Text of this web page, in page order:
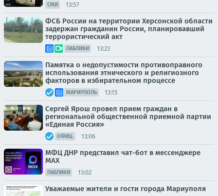
СМИ 13:57
ФСБ России на территории Херсонской области
задержан гражданин России, планировавший
террористический акт
ПАБЛИКИ 13:23
Памятка о недопустимости противоправного
использования этнического и религиозного
факторов в избирательном процессе
МАРИУПОЛЬ 13:15
Сергей Ярош провел прием граждан в
региональной общественной приемной партии
«Единая Россия»
ОФИЦ. 13:06
МФЦ ДНР представил чат-бот в мессенджере
MAX
ПАБЛИКИ 13:02
Уважаемые жители и гости города Мариуполя